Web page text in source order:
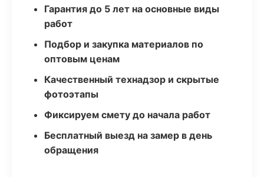
Гарантия до 5 лет на основные виды
работ
Подбор и закупка материалов по
оптовым ценам
Качественный технадзор и скрытые
фотоэтапы
Фиксируем смету до начала работ
Бесплатный выезд на замер в день
обращения